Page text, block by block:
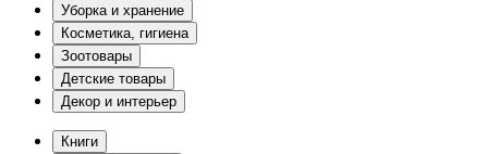
Уборка и хранение
Косметика, гигиена
Зоотовары
Детские товары
Декор и интерьер
Книги